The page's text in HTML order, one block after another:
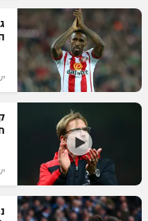
רשיון להקרנה פומבית
הצטרפות לחבילת הערוצים
לוח דרושים – ג'ובנט
המגזין